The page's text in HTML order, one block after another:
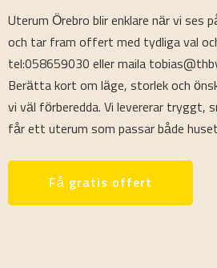
Uterum Örebro blir enklare när vi ses
och tar fram offert med tydliga val
tel:058659030 eller maila
Berätta kort om läge, storlek och
vi väl förberedda. Vi levererar tryggt,
får ett uterum som passar både
Få gratis offert